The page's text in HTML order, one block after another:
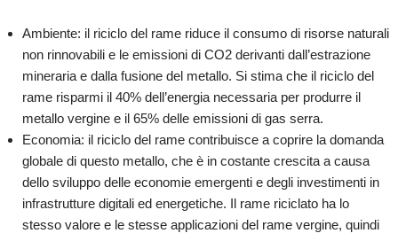
Ambiente: il riciclo del rame riduce il consumo di risorse naturali
non rinnovabili e le emissioni di CO2 derivanti dall’estrazione
mineraria e dalla fusione del metallo. Si stima che il riciclo del
rame risparmi il 40% dell’energia necessaria per produrre il
metallo vergine e il 65% delle emissioni di gas serra.
Economia: il riciclo del rame contribuisce a coprire la domanda
globale di questo metallo, che è in costante crescita a causa
dello sviluppo delle economie emergenti e degli investimenti in
infrastrutture digitali ed energetiche. Il rame riciclato ha lo
stesso valore e le stesse applicazioni del rame vergine, quindi